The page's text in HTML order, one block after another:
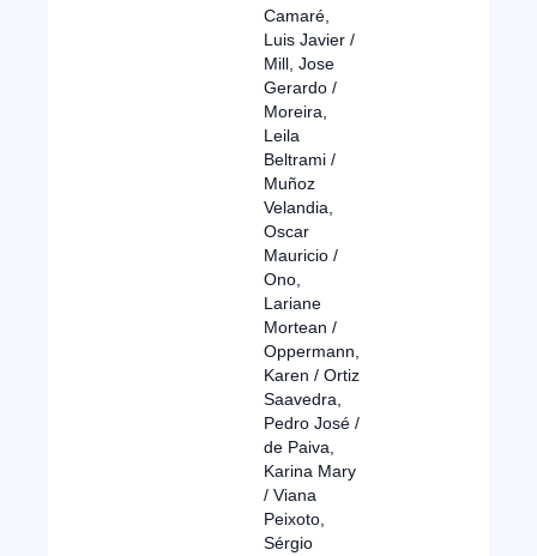
Camaré,
Luis Javier /
Mill, Jose
Gerardo /
Moreira,
Leila
Beltrami /
Muñoz
Velandia,
Oscar
Mauricio /
Ono,
Lariane
Mortean /
Oppermann,
Karen / Ortiz
Saavedra,
Pedro José /
de Paiva,
Karina Mary
/ Viana
Peixoto,
Sérgio